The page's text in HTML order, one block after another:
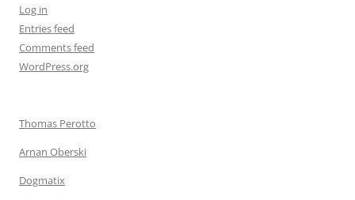
Log in
Entries feed
Comments feed
WordPress.org
Thomas Perotto
Arnan Oberski
Dogmatix